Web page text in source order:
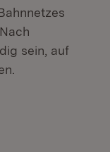
sein, auf